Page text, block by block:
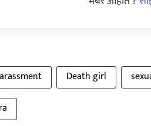
Death girl